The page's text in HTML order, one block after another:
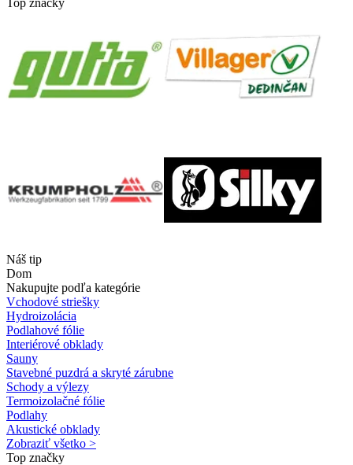
Top značky
Náš tip
Dom
Nakupujte podľa kategórie
Vchodové striešky
Hydroizolácia
Podlahové fólie
Interiérové obklady
Sauny
Stavebné puzdrá a skryté zárubne
Schody a výlezy
Termoizolačné fólie
Podlahy
Akustické obklady
Zobraziť všetko >
Top značky